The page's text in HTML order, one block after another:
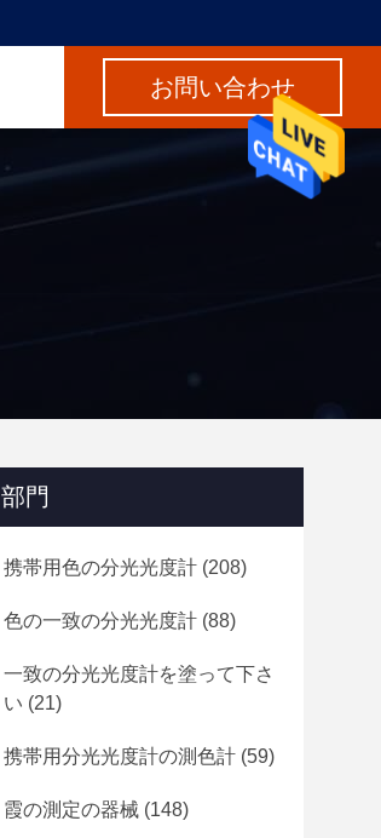
お問い合わせ
部門
携帯用色の分光光度計 (208)
色の一致の分光光度計 (88)
一致の分光光度計を塗って下さ
い (21)
携帯用分光光度計の測色計 (59)
霞の測定の器械 (148)